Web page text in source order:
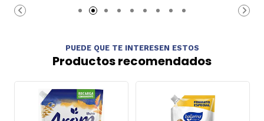
Carro Carro
PUEDE QUE TE INTERESEN ESTOS
Productos recomendados